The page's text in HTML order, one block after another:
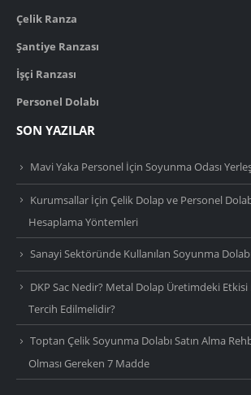
Çelik Ranza
Şantiye Ranzası
İşçi Ranzası
Personel Dolabı
SON YAZILAR
Mavi Yaka Personel İçin Soyunma Odası
Kurumsallar İçin Çelik Dolap ve Personel
Hesaplama Yöntemleri
Sanayi Sektöründe Kullanılan Soyunma Dolabı
DKP Sac Nedir? Metal Dolap Üretimdeki
Tercih Edilmelidir?
Toptan Çelik Soyunma Dolabı Satın Alma
Olması Gereken 7 Madde